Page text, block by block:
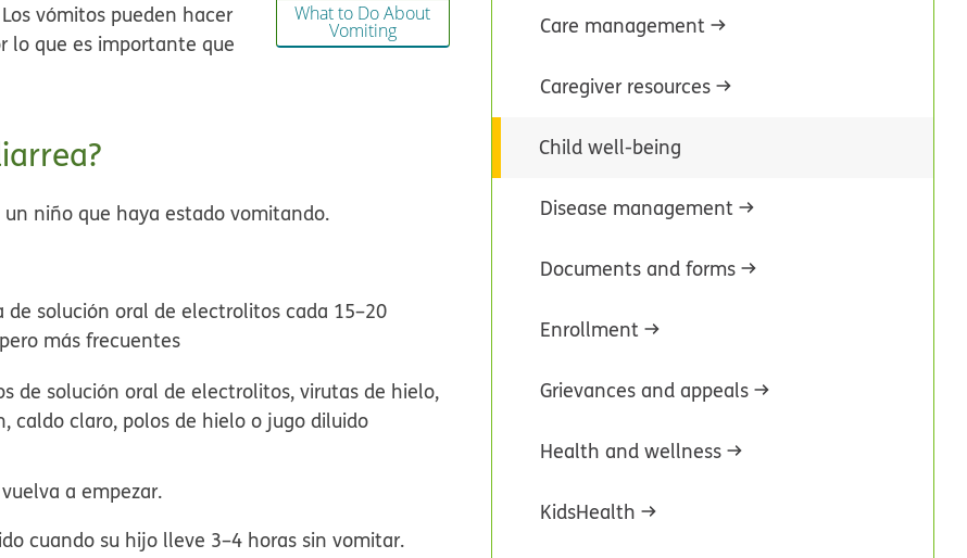
What to Do About
Vomiting
vómitos pueden hacer
lo que es importante que
niño que haya estado vomitando.
solución oral de electrolitos cada 15–20
más frecuentes
de solución oral de electrolitos, virutas de hielo,
caldo claro, polos de hielo o jugo diluido
a empezar.
cuando su hijo lleve 3–4 horas sin vomitar.
Care management
Caregiver resources
Child well-being
Disease management
Documents and forms
Enrollment
Grievances and appeals
Health and wellness
KidsHealth